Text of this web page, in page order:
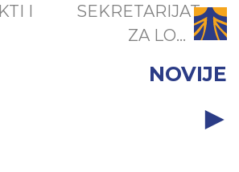
I
SEKRETARIJAT
ZA LO...
NOVIJE